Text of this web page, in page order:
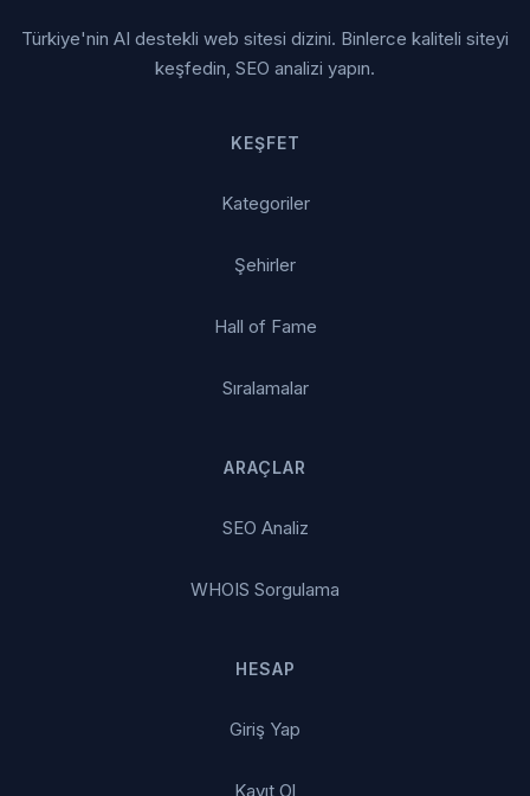
Türkiye'nin AI destekli web sitesi dizini. Binlerce kaliteli siteyi
keşfedin, SEO analizi yapın.
KEŞFET
Kategoriler
Şehirler
Hall of Fame
Sıralamalar
ARAÇLAR
SEO Analiz
WHOIS Sorgulama
HESAP
Giriş Yap
Kayıt Ol